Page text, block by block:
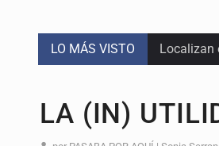
LO MÁS VISTO Localizan
Lamenta
LA (IN)